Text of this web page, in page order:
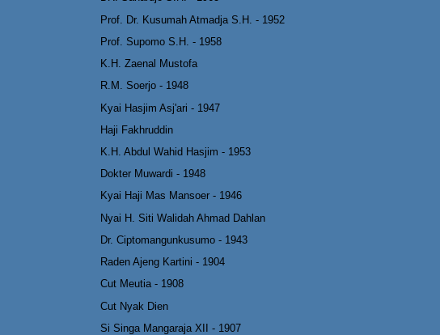
Prof. Dr. Kusumah Atmadja S.H. - 1952
Prof. Supomo S.H. - 1958
K.H. Zaenal Mustofa
R.M. Soerjo - 1948
Kyai Hasjim Asj'ari - 1947
Haji Fakhruddin
K.H. Abdul Wahid Hasjim - 1953
Dokter Muwardi - 1948
Kyai Haji Mas Mansoer - 1946
Nyai H. Siti Walidah Ahmad Dahlan
Dr. Ciptomangunkusumo - 1943
Raden Ajeng Kartini - 1904
Cut Meutia - 1908
Cut Nyak Dien
Si Singa Mangaraja XII - 1907